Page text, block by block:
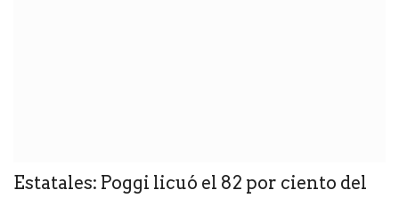
Estatales: Poggi licuó el 82 por ciento del